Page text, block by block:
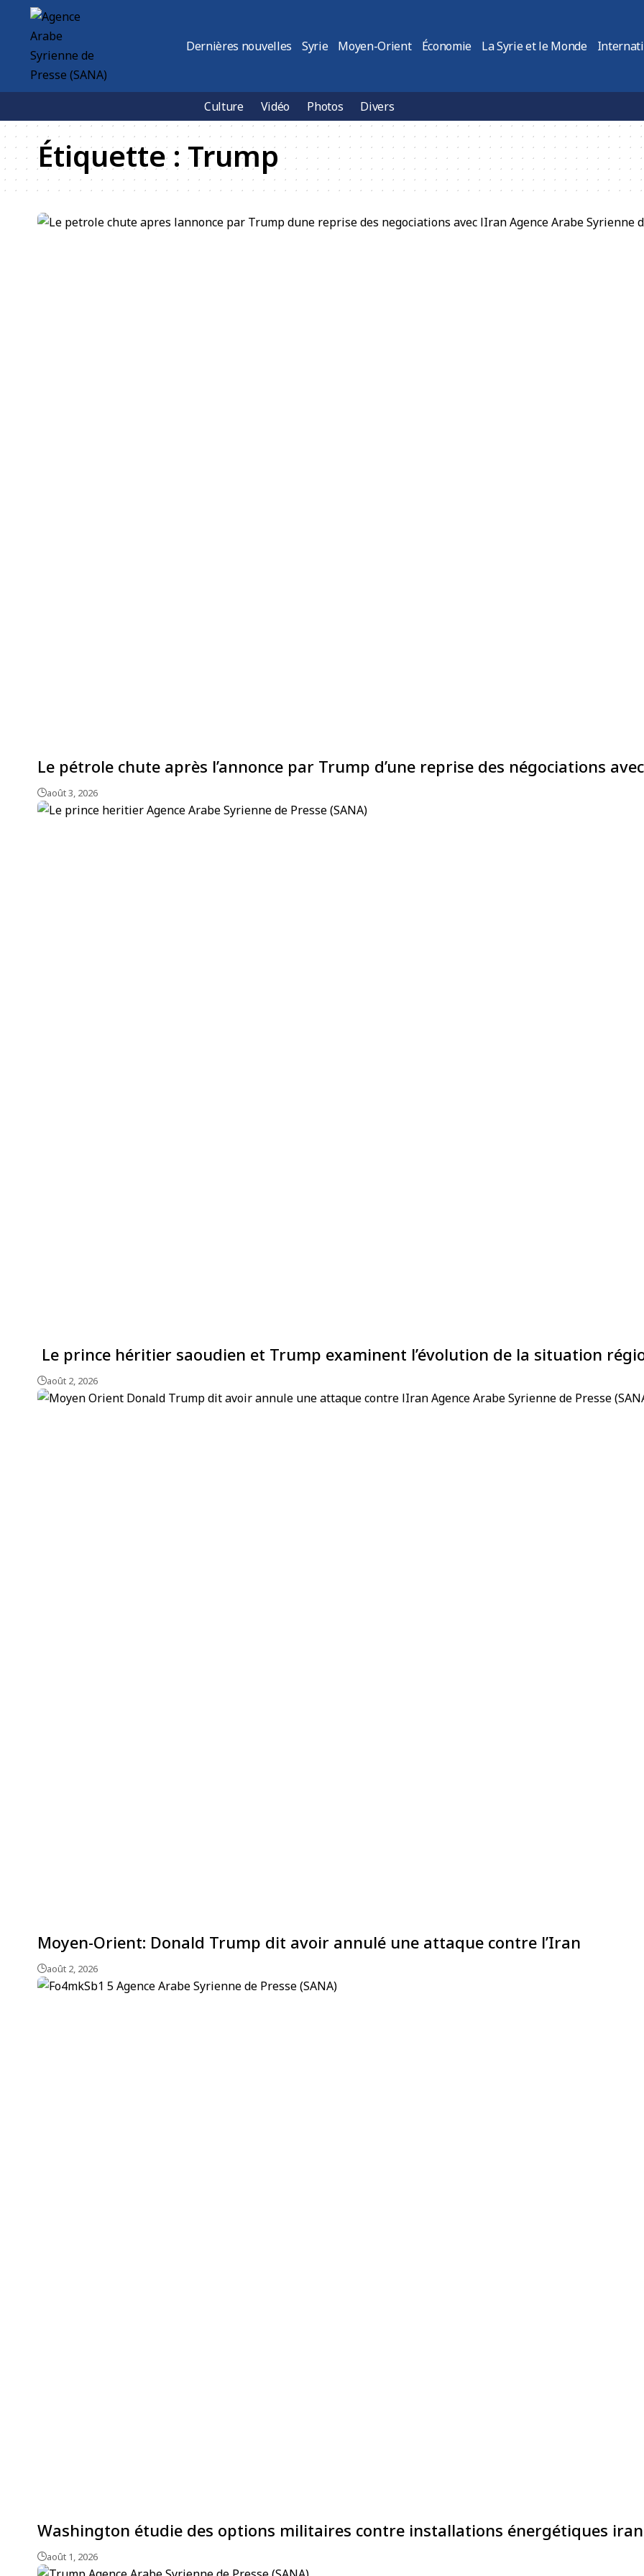
Dernières nouvelles Syrie Moyen-Orient Économie La Syrie et le Monde
Culture Vidéo Photos Divers
Étiquette : Trump
Le pétrole chute après l’annonce par Trump d’une reprise des négociations
août 3, 2026
Le prince héritier saoudien et Trump examinent l’évolution de la situation
août 2, 2026
Moyen-Orient: Donald Trump dit avoir annulé une attaque contre l’Iran
août 2, 2026
Washington étudie des options militaires contre installations énergétiques
août 1, 2026